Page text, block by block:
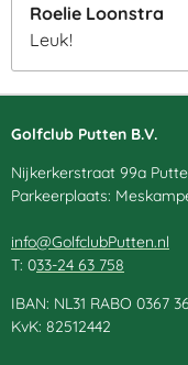
Roelie Loonstra
Leuk!
Golfclub Putten B.V.
Nijkerkerstraat 99a
Parkeerplaats:
info@GolfclubPutten.nl
T: 033-24 63 758
IBAN: NL31 RABO 0367
KvK: 82512442